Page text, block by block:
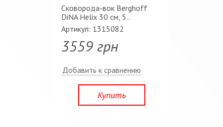
Сковорода-вок Berghoff
DiNA Helix 30 см, 5..
Артикул: 1315082
3559 грн
Добавить к сравнению
Купить